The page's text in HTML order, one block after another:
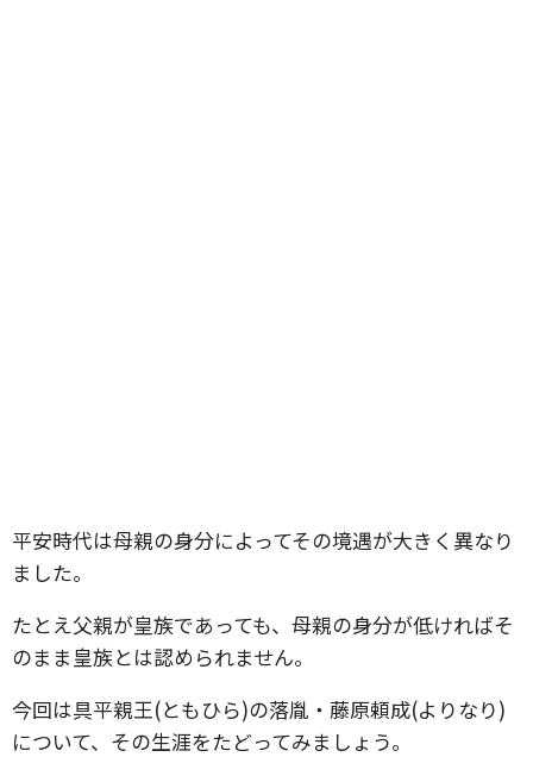
平安時代は母親の身分によってその境遇が大きく異なり
ました。
たとえ父親が皇族であっても、母親の身分が低ければそ
のまま皇族とは認められません。
今回は具平親王(ともひら)の落胤・藤原頼成(よりなり)
について、その生涯をたどってみましょう。